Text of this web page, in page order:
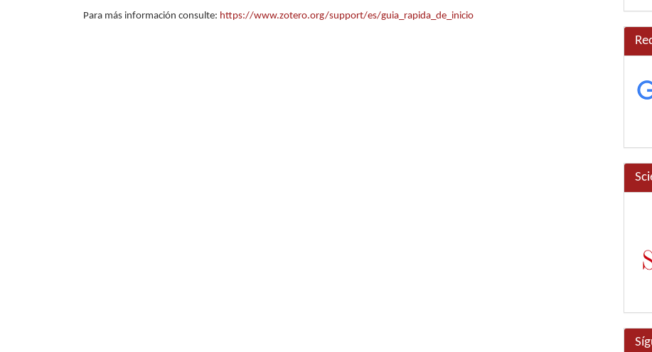
Para más información consulte: https://www.zotero.org/support/es/guia_rapida_de_inicio